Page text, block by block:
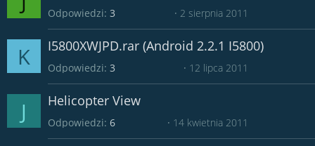
Odpowiedzi 3 2 sierpnia 2011
K I5800XWJPD.rar (Android 2.2.1 I5800)
Odpowiedzi 3 12 lipca 2011
J Helicopter View
Odpowiedzi 6 14 kwietnia 2011